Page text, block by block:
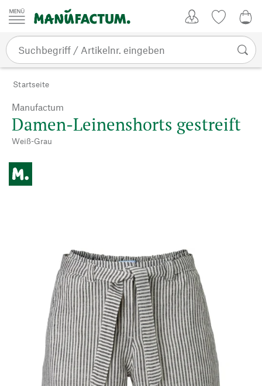
Zum Inhalt springen
Startseite
Manufactum
Damen-Leinenshorts gestreift
Weiß-Grau